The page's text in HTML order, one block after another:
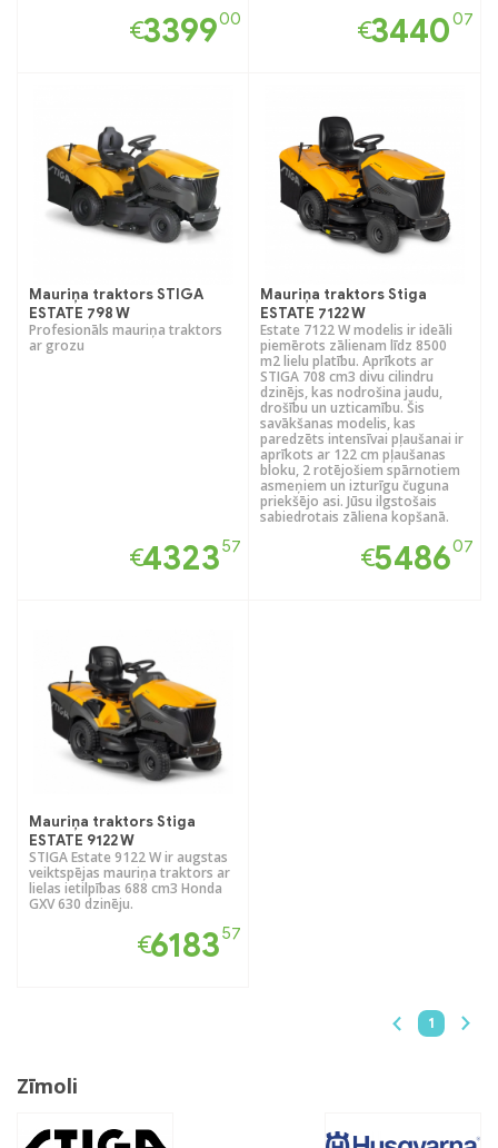
€339900 €344007
Mauriņa traktors STIGA
ESTATE 798 W
Profesionāls mauriņa traktors
ar grozu
€432357
Mauriņa traktors Stiga
ESTATE 7122 W
Estate 7122 W modelis ir ideāli
piemērots zālienam līdz 8500
m2 lielu platību. Aprīkots ar
STIGA 708 cm3 divu cilindru
dzinējs, kas nodrošina jaudu,
drošību un uzticamību. Šis
savākšanas modelis, kas
paredzēts intensīvai pļaušanai ir
aprīkots ar 122 cm pļaušanas
bloku, 2 rotējošiem spārnotiem
asmeņiem un izturīgu čuguna
priekšējo asi. Jūsu ilgstošais
sabiedrotais zāliena kopšanā.
€548607
Mauriņa traktors Stiga
ESTATE 9122 W
STIGA Estate 9122 W ir augstas
veiktspējas mauriņa traktors ar
lielas ietilpības 688 cm3 Honda
GXV 630 dzinēju.
€618357
1
Zīmoli